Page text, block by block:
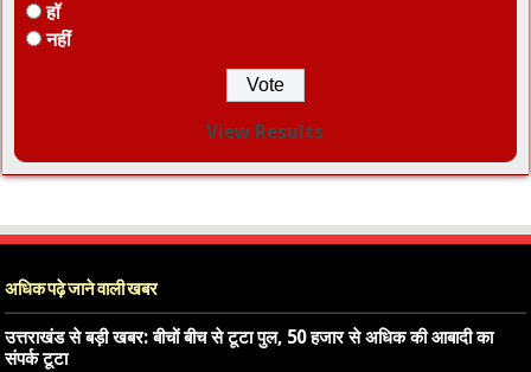
हॉ
नहीं
View Results
अधिक पढ़े जाने वाली खबर
उत्तराखंड से बड़ी खबर: बीचों बीच से टूटा पुल, 50 हजार से अधिक की आबादी का
संपर्क टूटा